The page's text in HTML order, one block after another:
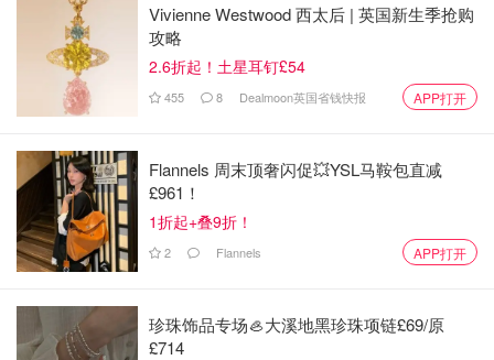
Vivienne Westwood 西太后 | 英国新生季抢购
攻略
2.6折起！土星耳钉£54
455 8 Dealmoon英国省钱快报 APP打开
Flannels 周末顶奢闪促💥YSL马鞍包直减
£961！
1折起+叠9折！
2 Flannels APP打开
珍珠饰品专场🦪大溪地黑珍珠项链£69/原
£714